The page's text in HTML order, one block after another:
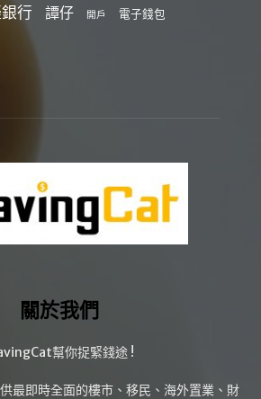
行 譚仔 開戶 電子錢包
關於我們
幫你捉緊錢途 !
最即時全面的樓市、移民、海外置業、財